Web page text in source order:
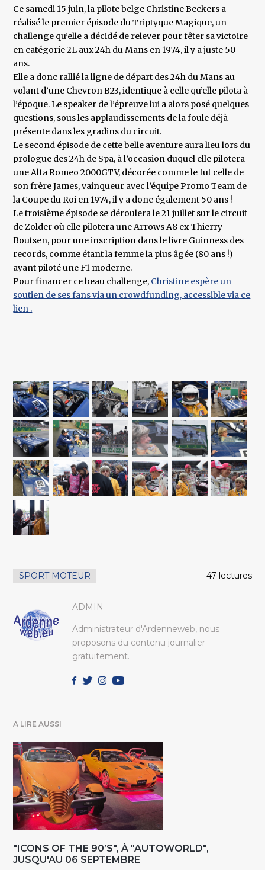
Ce samedi 15 juin, la pilote belge Christine Beckers a
réalisé le premier épisode du Triptyque Magique, un
challenge qu’elle a décidé de relever pour fêter sa victoire
en catégorie 2L aux 24h du Mans en 1974, il y a juste 50
ans.
Elle a donc rallié la ligne de départ des 24h du Mans au
volant d’une Chevron B23, identique à celle qu’elle pilota à
l’époque. Le speaker de l’épreuve lui a alors posé quelques
questions, sous les applaudissements de la foule déjà
présente dans les gradins du circuit.
Le second épisode de cette belle aventure aura lieu lors du
prologue des 24h de Spa, à l’occasion duquel elle pilotera
une Alfa Romeo 2000GTV, décorée comme le fut celle de
son frère James, vainqueur avec l’équipe Promo Team de
la Coupe du Roi en 1974, il y a donc également 50 ans !
Le troisième épisode se déroulera le 21 juillet sur le circuit
de Zolder où elle pilotera une Arrows A8 ex-Thierry
Boutsen, pour une inscription dans le livre Guinness des
records, comme étant la femme la plus âgée (80 ans !)
ayant piloté une F1 moderne.
Pour financer ce beau challenge, Christine espère un
soutien de ses fans via un crowdfunding, accessible via ce
lien .
SPORT MOTEUR 47 lectures
ADMIN
Administrateur d'Ardenneweb, nous
proposons du contenu journalier
gratuitement.
A LIRE AUSSI
"ICONS OF THE 90’S", À "AUTOWORLD",
JUSQU'AU 06 SEPTEMBRE